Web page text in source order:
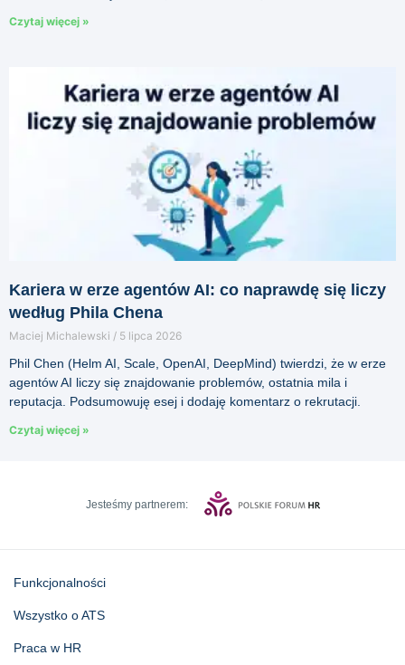
Czytaj więcej »
Kariera w erze agentów AI: co naprawdę się liczy
według Phila Chena
Maciej Michalewski 5 lipca 2026
Phil Chen (Helm AI, Scale, OpenAI, DeepMind) twierdzi, że w erze
agentów AI liczy się znajdowanie problemów, ostatnia mila i
reputacja. Podsumowuję esej i dodaję komentarz o rekrutacji.
Czytaj więcej »
Jesteśmy partnerem:
Funkcjonalności
Wszystko o ATS
Praca w HR